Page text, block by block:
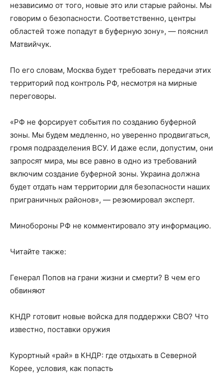
независимо от того, новые это или старые районы. Мы
говорим о безопасности. Соответственно, центры
областей тоже попадут в буферную зону», — пояснил
Матвийчук.
По его словам, Москва будет требовать передачи этих
территорий под контроль РФ, несмотря на мирные
переговоры.
«РФ не форсирует события по созданию буферной
зоны. Мы будем медленно, но уверенно продвигаться,
громя подразделения ВСУ. И даже если, допустим, они
запросят мира, мы все равно в одно из требований
включим создание буферной зоны. Украина должна
будет отдать нам территории для безопасности наших
приграничных районов», — резюмировал эксперт.
Минобороны РФ не комментировало эту информацию.
Читайте также:
Генерал Попов на грани жизни и смерти? В чем его
обвиняют
КНДР готовит новые войска для поддержки СВО? Что
известно, поставки оружия
Курортный «рай» в КНДР: где отдыхать в Северной
Корее, условия, как попасть